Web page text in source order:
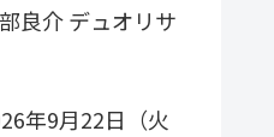
良介 デュオリサ
年9月22日（火